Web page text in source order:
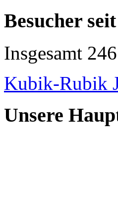
Besucher
Insgesamt
Kubik-Rubik
Unsere